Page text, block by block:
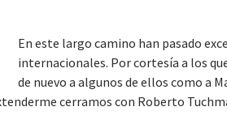
En este largo camino han pasado
internacionales. Por cortesía a los
de nuevo a algunos de ellos como a
cerramos con Roberto